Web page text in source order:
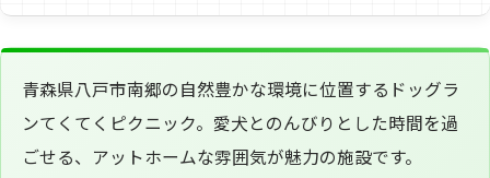
青森県八戸市南郷の自然豊かな環境に位置するドッグラ
ンてくてくピクニック。愛犬とのんびりとした時間を過
ごせる、アットホームな雰囲気が魅力の施設です。